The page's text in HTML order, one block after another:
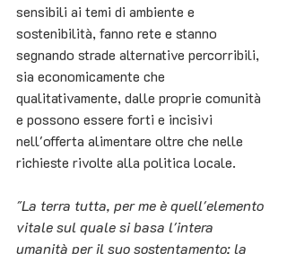
sensibili ai temi di ambiente e
sostenibilità, fanno rete e stanno
segnando strade alternative percorribili,
sia economicamente che
qualitativamente, dalle proprie comunità
e possono essere forti e incisivi
nell'offerta alimentare oltre che nelle
richieste rivolte alla politica locale.
"La terra tutta, per me è quell'elemento
vitale sul quale si basa l'intera
umanità per il suo sostentamento; la